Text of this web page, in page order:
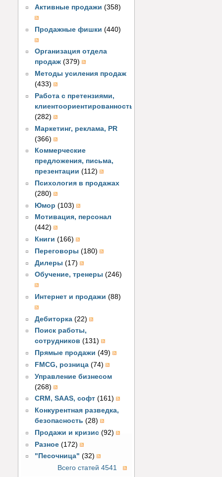
Активные продажи (358)
Продажные фишки (440)
Организация отдела
продаж (379)
Методы усиления продаж
(433)
Работа с претензиями,
клиентоориентированность
(282)
Маркетинг, реклама, PR
(366)
Коммерческие
предложения, письма,
презентации (112)
Психология в продажах
(280)
Юмор (103)
Мотивация, персонал
(442)
Книги (166)
Переговоры (180)
Дилеры (17)
Обучение, тренеры (246)
Интернет и продажи (88)
Дебиторка (22)
Поиск работы,
сотрудников (131)
Прямые продажи (49)
FMCG, розница (74)
Управление бизнесом
(268)
CRM, SAAS, софт (161)
Конкурентная разведка,
безопасность (28)
Продажи и кризис (92)
Разное (172)
"Песочница" (32)
Всего статей 4541